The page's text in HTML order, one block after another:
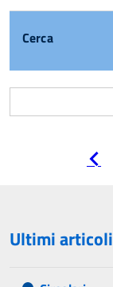
Cerca
Ultimi articoli